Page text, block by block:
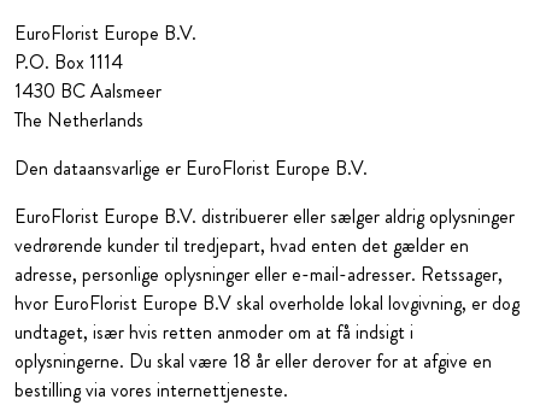
EuroFlorist Europe B.V.
P.O. Box 1114
1430 BC Aalsmeer
The Netherlands
Den dataansvarlige er EuroFlorist Europe B.V.
EuroFlorist Europe B.V. distribuerer eller sælger aldrig oplysninger
vedrørende kunder til tredjepart, hvad enten det gælder en
adresse, personlige oplysninger eller e-mail-adresser. Retssager,
hvor EuroFlorist Europe B.V skal overholde lokal lovgivning, er dog
undtaget, især hvis retten anmoder om at få indsigt i
oplysningerne. Du skal være 18 år eller derover for at afgive en
bestilling via vores internettjeneste.